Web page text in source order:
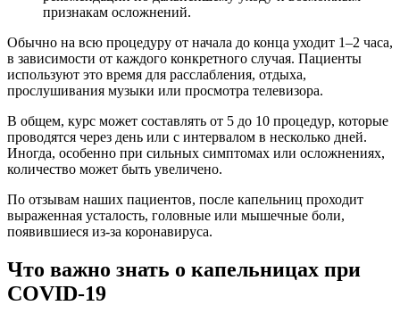
признакам осложнений.
Обычно на всю процедуру от начала до конца уходит 1–2 часа,
в зависимости от каждого конкретного случая. Пациенты
используют это время для расслабления, отдыха,
прослушивания музыки или просмотра телевизора.
В общем, курс может составлять от 5 до 10 процедур, которые
проводятся через день или с интервалом в несколько дней.
Иногда, особенно при сильных симптомах или осложнениях,
количество может быть увеличено.
По отзывам наших пациентов, после капельниц проходит
выраженная усталость, головные или мышечные боли,
появившиеся из-за коронавируса.
Что важно знать о капельницах при
COVID-19